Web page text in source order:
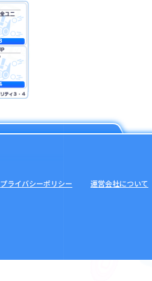
プライバシーポリシー 運営会社について